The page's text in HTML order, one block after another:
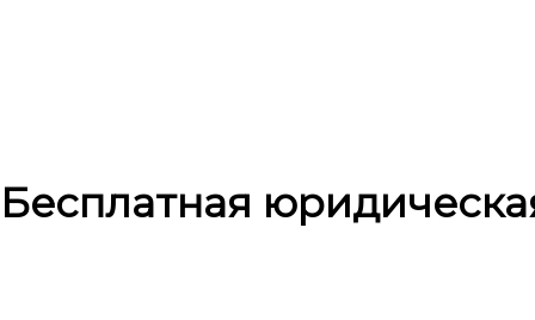
Бесплатная